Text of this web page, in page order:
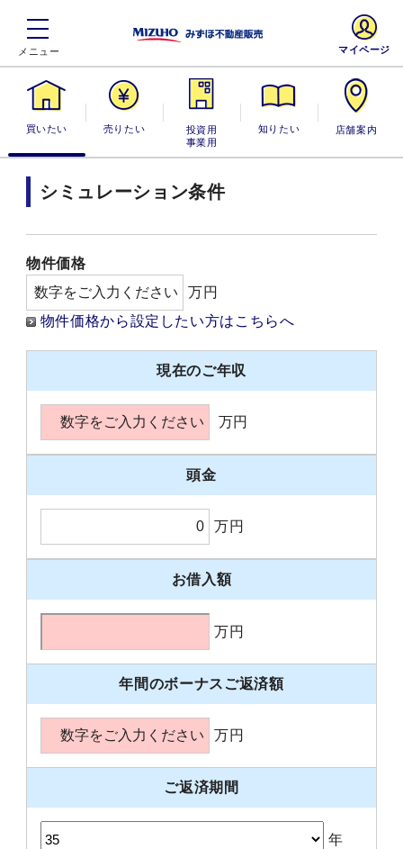
買いたい 売りたい
投資用・事業
用
知りたい 店舗案内
マイページ
シミュレーション条件
物件価格
万円
物件価格から設定したい方はこちらへ
現在のご年収
万円
頭金
万円
お借入額
万円
年間のボーナスご返済額
万円
ご返済期間
年